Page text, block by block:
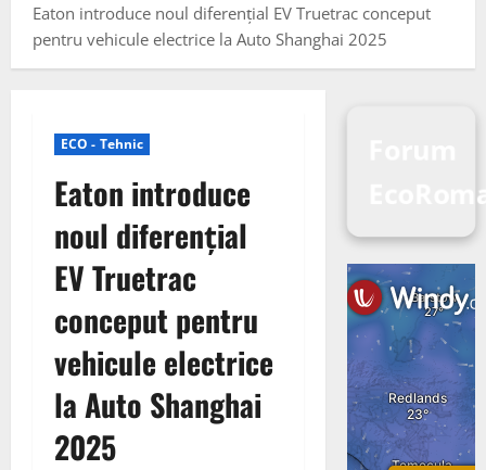
Eaton introduce noul diferențial EV Truetrac conceput
pentru vehicule electrice la Auto Shanghai 2025
ECO - Tehnic
Eaton introduce
noul diferențial
EV Truetrac
conceput pentru
vehicule electrice
la Auto Shanghai
2025